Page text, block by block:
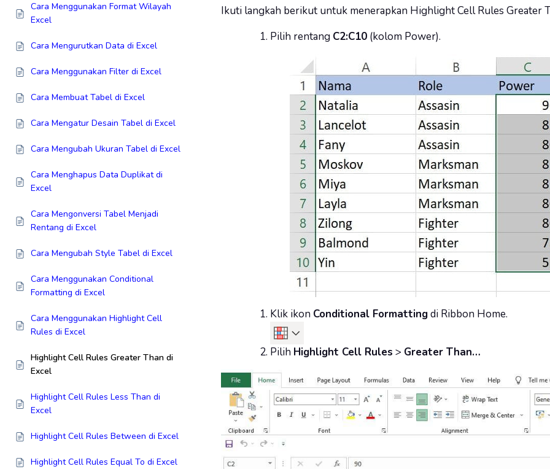
Cara Menggunakan Format Wilayah
Excel
Cara Mengurutkan Data di Excel
Cara Menggunakan Filter di Excel
Cara Membuat Tabel di Excel
Cara Mengatur Desain Tabel di Excel
Cara Mengubah Ukuran Tabel di Excel
Cara Menghapus Data Duplikat di
Excel
Cara Mengonversi Tabel Menjadi
Rentang di Excel
Cara Mengubah Style Tabel di Excel
Cara Menggunakan Conditional
Formatting di Excel
Cara Menggunakan Highlight Cell
Rules di Excel
Highlight Cell Rules Greater Than di
Excel
Highlight Cell Rules Less Than di
Excel
Highlight Cell Rules Between di Excel
Highlight Cell Rules Equal To di Excel
Ikuti langkah berikut untuk menerapkan Highlight Cell Rules Greater
Pilih rentang C2:C10(kolom Power).
Klik ikon Conditional Formattingdi Ribbon Home.
Pilih Highlight Cell Rules > Greater Than…